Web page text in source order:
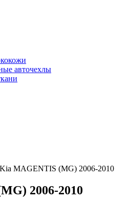
авточехлы
Kia MAGENTIS (MG) 2006-2010
2006-2010